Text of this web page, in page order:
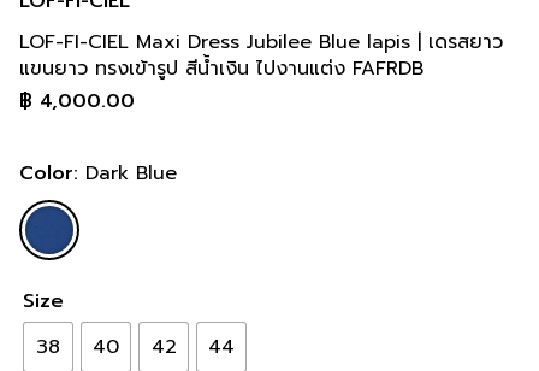
LOF-FI-CIEL Maxi Dress Jubilee Blue lapis | เดรสยาว
แขนยาว ทรงเข้ารูป สีน้ำเงิน ไปงานแต่ง FAFRDB
฿ 4,000.00
Color: Dark Blue
Size
38
40 42 44